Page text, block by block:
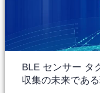
BLE センサー タ
収集の未来であ